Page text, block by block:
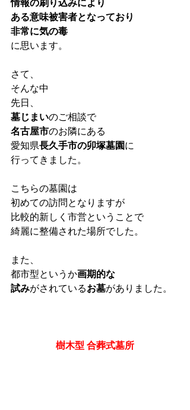
情報の刷り込みにより
ある意味被害者となっており
非常に気の毒
に思います。
さて、
そんな中
先日、
墓じまいのご相談で
名古屋市のお隣にある
愛知県長久手市の卯塚墓園に
行ってきました。
こちらの墓園は
初めての訪問となりますが
比較的新しく市営ということで
綺麗に整備された場所でした。
また、
都市型というか画期的な
試みがされているお墓がありました。
樹木型 合葬式墓所